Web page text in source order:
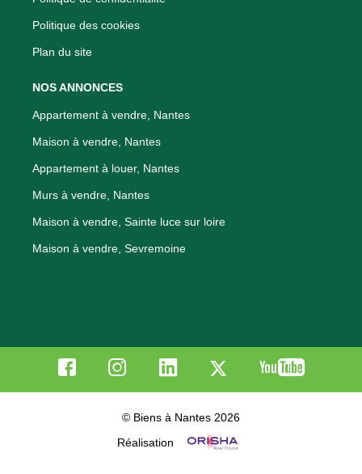
Politique des cookies
Plan du site
NOS ANNONCES
Appartement à vendre, Nantes
Maison à vendre, Nantes
Appartement à louer, Nantes
Murs à vendre, Nantes
Maison à vendre, Sainte luce sur loire
Maison à vendre, Sevremoine
© Biens à Nantes 2026
Réalisation